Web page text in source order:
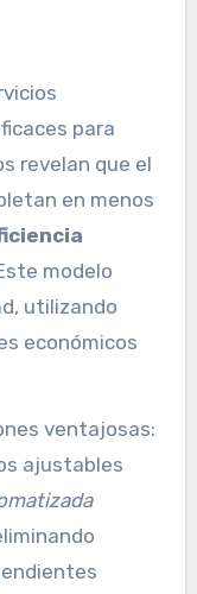
para
revelan que el
en menos
modelo
utilizando
económicos
ventajosas:
ajustables